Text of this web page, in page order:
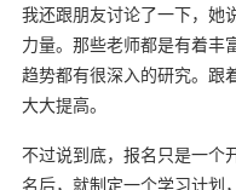
我还跟朋友讨论了一下，她
力量。那些老师都是有着丰
趋势都有很深入的研究。跟
大大提高。
不过说到底，报名只是一个
名后，就制定一个学习计划